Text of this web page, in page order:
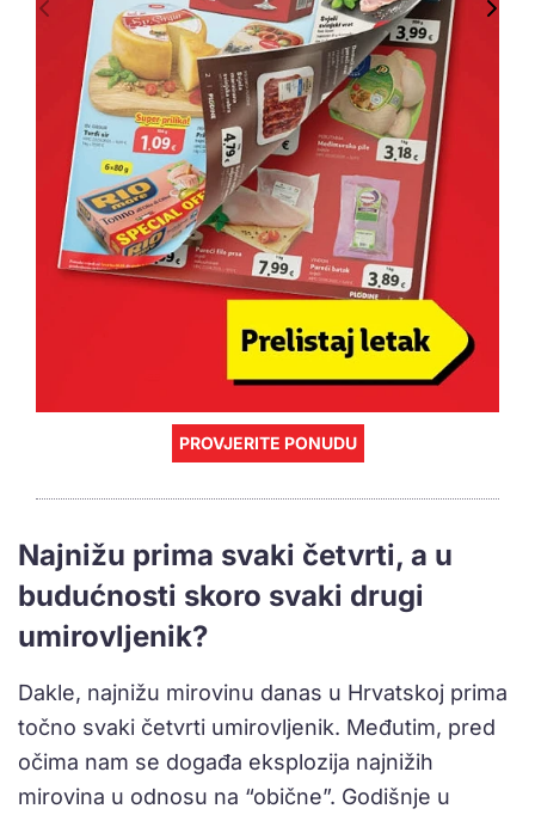
PROVJERITE PONUDU
Najnižu prima svaki četvrti, a u
budućnosti skoro svaki drugi
umirovljenik?
Dakle, najnižu mirovinu danas u Hrvatskoj prima
točno svaki četvrti umirovljenik. Međutim, pred
očima nam se događa eksplozija najnižih
mirovina u odnosu na “obične”. Godišnje u